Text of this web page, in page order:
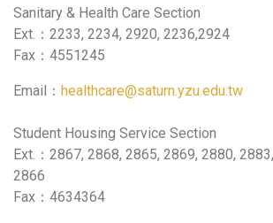
Sanitary & Health Care Section
Ext.：2233, 2234, 2920, 2236,2924
Fax：4551245
Email： healthcare@saturn.yzu.edu.tw
Student Housing Service Section
Ext.：2867, 2868, 2865, 2869, 2880,
2866
Fax：4634364